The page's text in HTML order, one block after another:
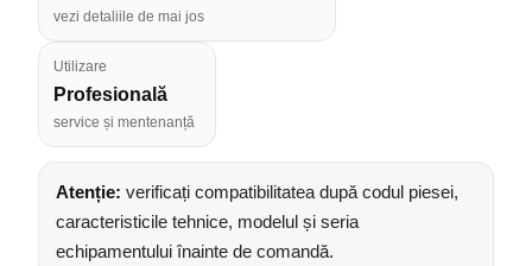
vezi detaliile de mai jos
Utilizare
Profesională
service și mentenanță
Atenție: verificați compatibilitatea după codul piesei,
caracteristicile tehnice, modelul și seria
echipamentului înainte de comandă.